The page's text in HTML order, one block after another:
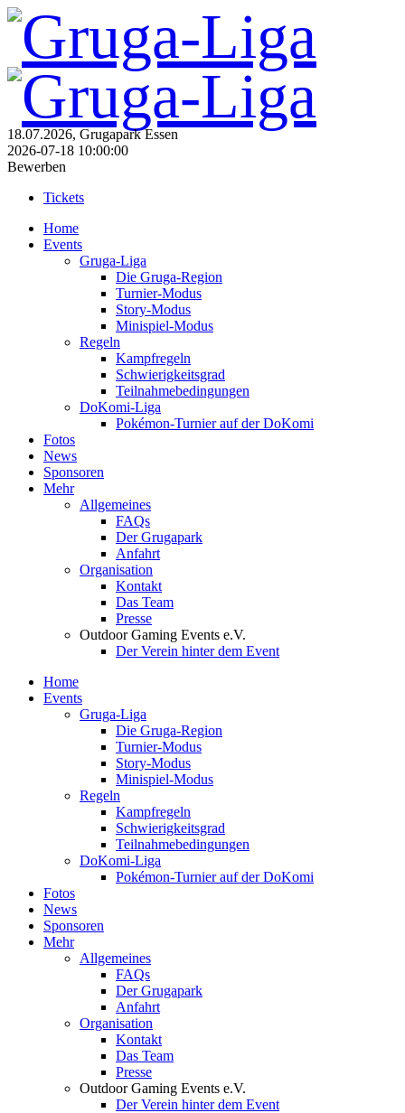
18.07.2026, Grugapark Essen
2026-07-18 10:00:00
Bewerben
Tickets
Home
Events
Gruga-Liga
Die Gruga-Region
Turnier-Modus
Story-Modus
Minispiel-Modus
Regeln
Kampfregeln
Schwierigkeitsgrad
Teilnahmebedingungen
DoKomi-Liga
Pokémon-Turnier auf der DoKomi
Fotos
News
Sponsoren
Mehr
Allgemeines
FAQs
Der Grugapark
Anfahrt
Organisation
Kontakt
Das Team
Presse
Outdoor Gaming Events e.V.
Der Verein hinter dem Event
Home
Events
Gruga-Liga
Die Gruga-Region
Turnier-Modus
Story-Modus
Minispiel-Modus
Regeln
Kampfregeln
Schwierigkeitsgrad
Teilnahmebedingungen
DoKomi-Liga
Pokémon-Turnier auf der DoKomi
Fotos
News
Sponsoren
Mehr
Allgemeines
FAQs
Der Grugapark
Anfahrt
Organisation
Kontakt
Das Team
Presse
Outdoor Gaming Events e.V.
Der Verein hinter dem Event